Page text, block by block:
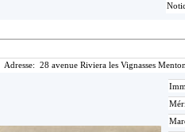
28 avenue Riviera les Vignasses